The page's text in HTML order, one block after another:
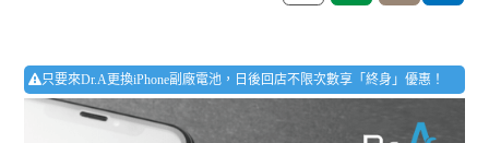
只要來Dr.A更換iPhone副廠電池，日後回店不限次數享「終身」優惠！